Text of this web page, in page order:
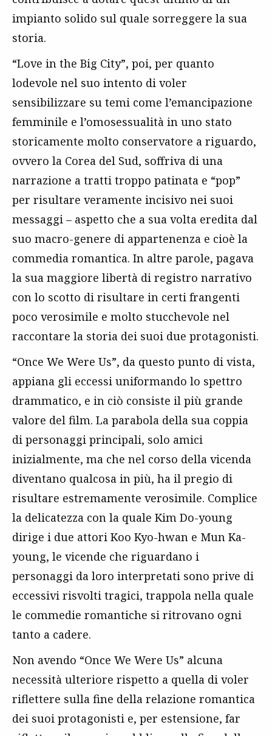
impianto solido sul quale sorreggere la sua
storia.
“Love in the Big City”, poi, per quanto
lodevole nel suo intento di voler
sensibilizzare su temi come l’emancipazione
femminile e l’omosessualità in uno stato
storicamente molto conservatore a riguardo,
ovvero la Corea del Sud, soffriva di una
narrazione a tratti troppo patinata e “pop”
per risultare veramente incisivo nei suoi
messaggi – aspetto che a sua volta eredita dal
suo macro-genere di appartenenza e cioè la
commedia romantica. In altre parole, pagava
la sua maggiore libertà di registro narrativo
con lo scotto di risultare in certi frangenti
poco verosimile e molto stucchevole nel
raccontare la storia dei suoi due protagonisti.
“Once We Were Us”, da questo punto di vista,
appiana gli eccessi uniformando lo spettro
drammatico, e in ciò consiste il più grande
valore del film. La parabola della sua coppia
di personaggi principali, solo amici
inizialmente, ma che nel corso della vicenda
diventano qualcosa in più, ha il pregio di
risultare estremamente verosimile. Complice
la delicatezza con la quale Kim Do-young
dirige i due attori Koo Kyo-hwan e Mun Ka-
young, le vicende che riguardano i
personaggi da loro interpretati sono prive di
eccessivi risvolti tragici, trappola nella quale
le commedie romantiche si ritrovano ogni
tanto a cadere.
Non avendo “Once We Were Us” alcuna
necessità ulteriore rispetto a quella di voler
riflettere sulla fine della relazione romantica
dei suoi protagonisti e, per estensione, far